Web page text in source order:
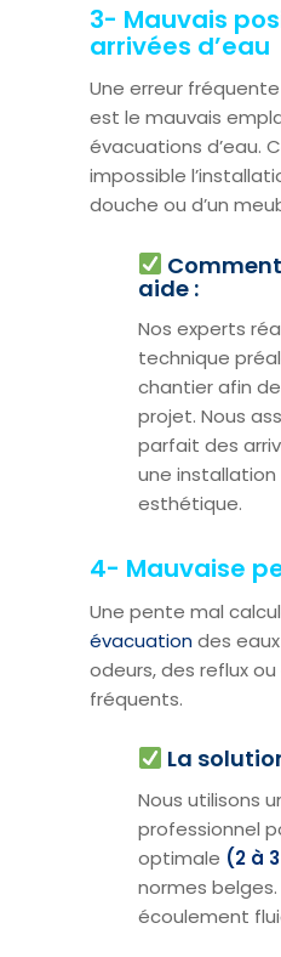
3- Mauvais
arrivées d’eau
Une erreur
est le mauvais
évacuations d’eau.
impossible
douche ou d’un
aide :
Nos experts
technique
chantier afin
projet. Nous
parfait des
une
esthétique.
4- Mauvaise
Une pente mal
évacuationdes
odeurs, des reflux
fréquents.
La
Nous utilisons
professionnel
optimale (2 à
normes
écoulement